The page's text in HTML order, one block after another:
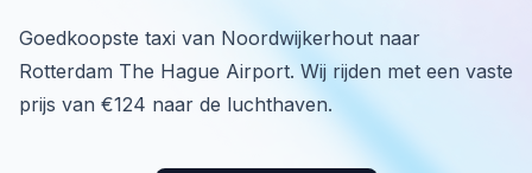
Goedkoopste taxi van Noordwijkerhout naar
Rotterdam The Hague Airport. Wij rijden met een vaste
prijs van €124 naar de luchthaven.